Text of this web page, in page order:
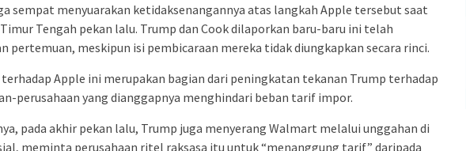
sempat menyuarakan ketidaksenangannya atas langkah Apple tersebut saat
Tengah pekan lalu. Trump dan Cook dilaporkan baru-baru ini telah
pertemuan, meskipun isi pembicaraan mereka tidak diungkapkan secara rinci.
Apple ini merupakan bagian dari peningkatan tekanan Trump terhadap
perusahaan yang dianggapnya menghindari beban tarif impor.
pada akhir pekan lalu, Trump juga menyerang Walmart melalui unggahan di
meminta perusahaan ritel raksasa itu untuk “menanggung tarif” daripada